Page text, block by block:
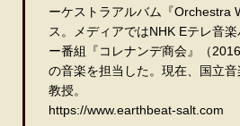
ーケストラアルバム『Orchestra
ス。メディアではNHK Eテレ音
ー番組『コレナンデ商会』（
の音楽を担当した。現在、国立
教授。
https://www.earthbeat-salt.com